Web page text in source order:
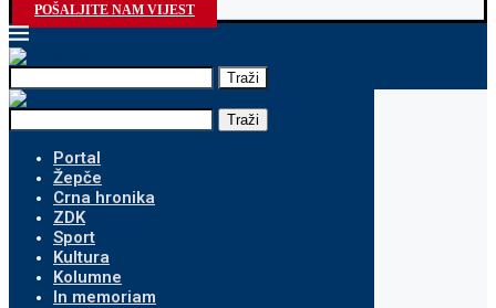
POŠALJITE NAM VIJEST
Traži
Traži
Portal
Žepče
Crna hronika
ZDK
Sport
Kultura
Kolumne
In memoriam